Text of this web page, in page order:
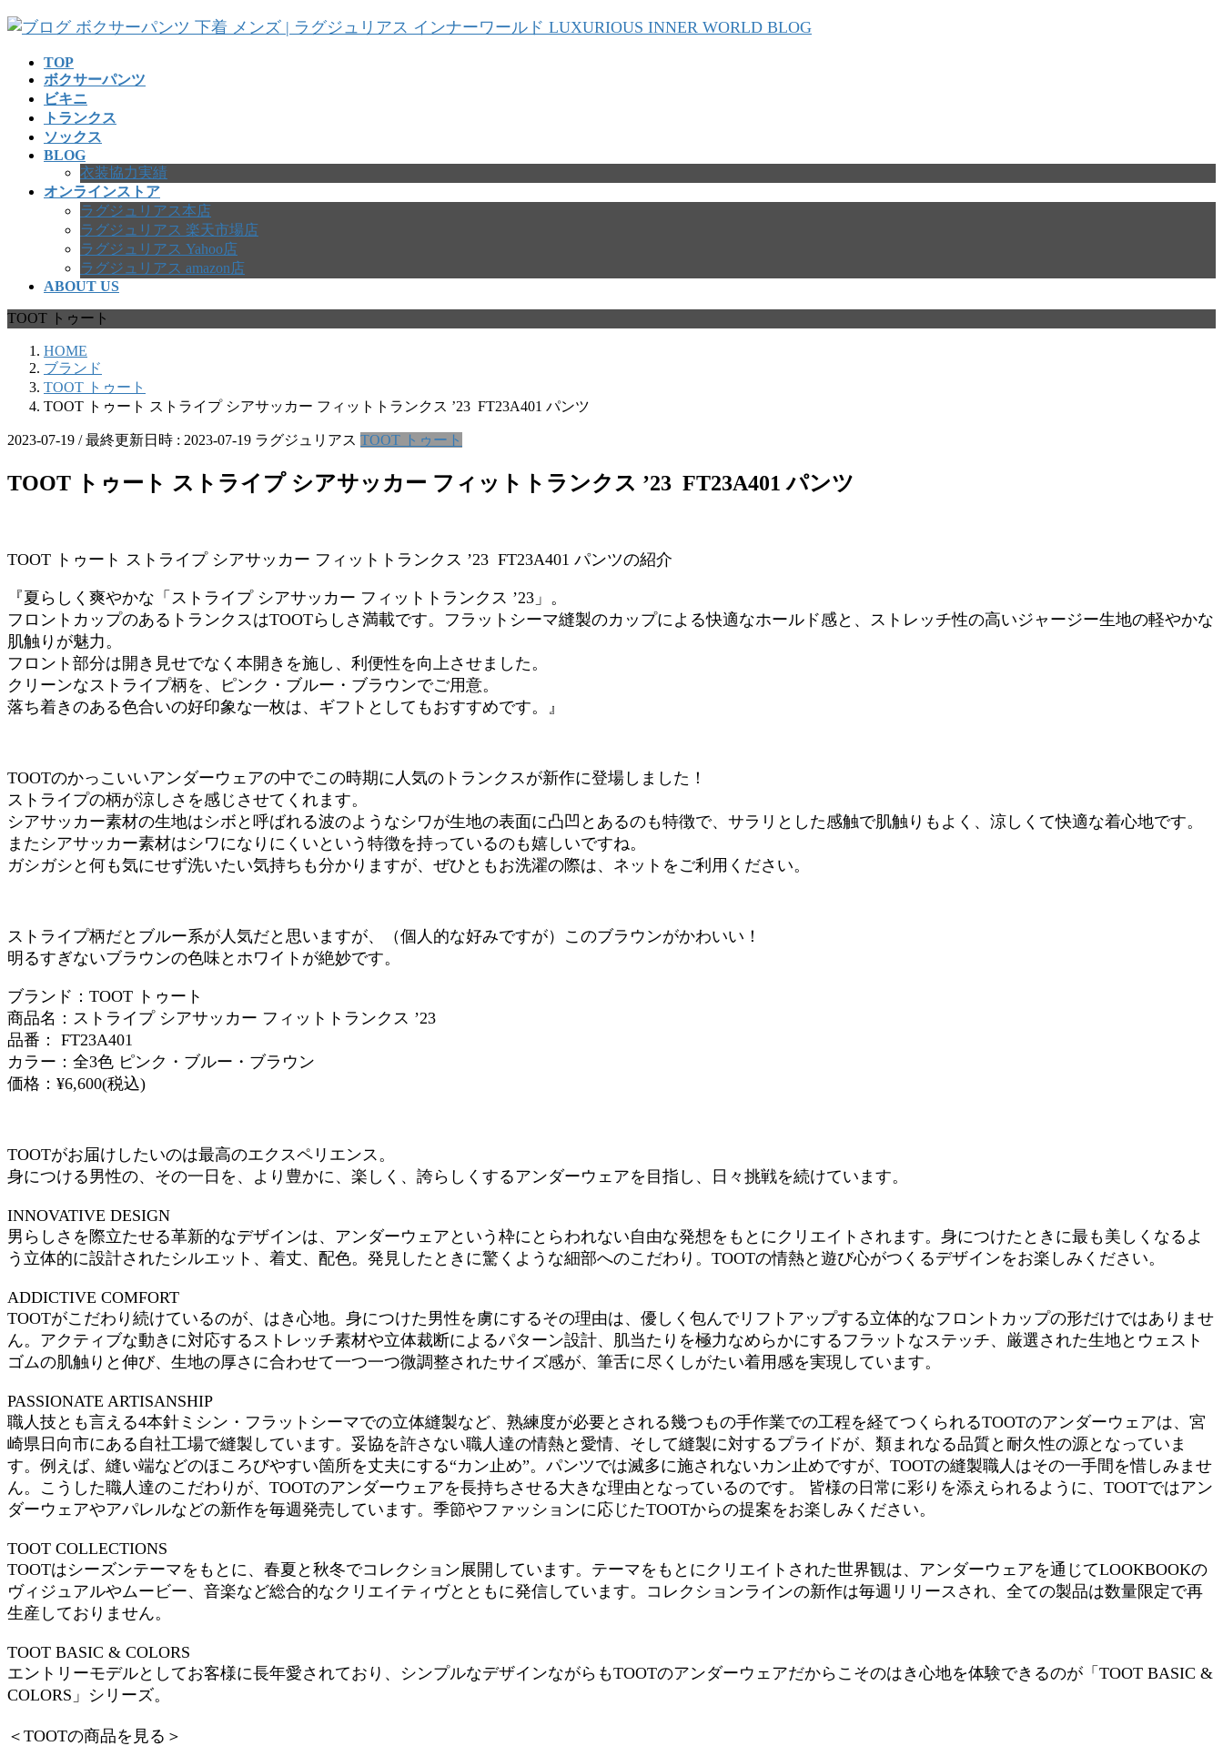
コ
ナ
TOP
ボクサーパンツ
ビキニ
トランクス
ソックス
BLOG
衣装協力実績
オンラインストア
ラグジュリアス本店
ラグジュリアス 楽天市場店
ラグジュリアス Yahoo店
ラグジュリアス amazon店
ABOUT US
TOOT トゥート
HOME
ブランド
TOOT トゥート
TOOT トゥート ストライプ シアサッカー フィットトランクス ’23 FT23A401 パンツ
2023-07-19 / 最終更新日時 : 2023-07-19 ラグジュリアス TOOT トゥート
TOOT トゥート ストライプ シアサッカー フィットトランクス ’23 FT23A401 パンツ
TOOT トゥート ストライプ シアサッカー フィットトランクス ’23 FT23A401 パンツの紹介
『夏らしく爽やかな「ストライプ シアサッカー フィットトランクス ’23」。
フロントカップのあるトランクスはTOOTらしさ満載です。フラットシーマ縫製のカップによる快適なホールド感と、ストレッチ性の高いジャージー生地の軽やかな
肌触りが魅力。
フロント部分は開き見せでなく本開きを施し、利便性を向上させました。
クリーンなストライプ柄を、ピンク・ブルー・ブラウンでご用意。
落ち着きのある色合いの好印象な一枚は、ギフトとしてもおすすめです。』
TOOTのかっこいいアンダーウェアの中でこの時期に人気のトランクスが新作に登場しました！
ストライプの柄が涼しさを感じさせてくれます。
シアサッカー素材の生地はシボと呼ばれる波のようなシワが生地の表面に凸凹とあるのも特徴で、サラリとした感触で肌触りもよく、涼しくて快適な着心地です。
またシアサッカー素材はシワになりにくいという特徴を持っているのも嬉しいですね。
ガシガシと何も気にせず洗いたい気持ちも分かりますが、ぜひともお洗濯の際は、ネットをご利用ください。
ストライプ柄だとブルー系が人気だと思いますが、（個人的な好みですが）このブラウンがかわいい！
明るすぎないブラウンの色味とホワイトが絶妙です。
ブランド：TOOT トゥート
商品名：ストライプ シアサッカー フィットトランクス ’23
品番： FT23A401
カラー：全3色 ピンク・ブルー・ブラウン
価格：¥6,600(税込)
TOOTがお届けしたいのは最高のエクスペリエンス。
身につける男性の、その一日を、より豊かに、楽しく、誇らしくするアンダーウェアを目指し、日々挑戦を続けています。
INNOVATIVE DESIGN
男らしさを際立たせる革新的なデザインは、アンダーウェアという枠にとらわれない自由な発想をもとにクリエイトされます。身につけたときに最も美しくなるよ
う立体的に設計されたシルエット、着丈、配色。発見したときに驚くような細部へのこだわり。TOOTの情熱と遊び心がつくるデザインをお楽しみください。
ADDICTIVE COMFORT
TOOTがこだわり続けているのが、はき心地。身につけた男性を虜にするその理由は、優しく包んでリフトアップする立体的なフロントカップの形だけではありませ
ん。アクティブな動きに対応するストレッチ素材や立体裁断によるパターン設計、肌当たりを極力なめらかにするフラットなステッチ、厳選された生地とウェスト
ゴムの肌触りと伸び、生地の厚さに合わせて一つ一つ微調整されたサイズ感が、筆舌に尽くしがたい着用感を実現しています。
PASSIONATE ARTISANSHIP
職人技とも言える4本針ミシン・フラットシーマでの立体縫製など、熟練度が必要とされる幾つもの手作業での工程を経てつくられるTOOTのアンダーウェアは、宮
崎県日向市にある自社工場で縫製しています。妥協を許さない職人達の情熱と愛情、そして縫製に対するプライドが、類まれなる品質と耐久性の源となっていま
す。例えば、縫い端などのほころびやすい箇所を丈夫にする“カン止め”。パンツでは滅多に施されないカン止めですが、TOOTの縫製職人はその一手間を惜しみませ
ん。こうした職人達のこだわりが、TOOTのアンダーウェアを長持ちさせる大きな理由となっているのです。 皆様の日常に彩りを添えられるように、TOOTではアン
ダーウェアやアパレルなどの新作を毎週発売しています。季節やファッションに応じたTOOTからの提案をお楽しみください。
TOOT COLLECTIONS
TOOTはシーズンテーマをもとに、春夏と秋冬でコレクション展開しています。テーマをもとにクリエイトされた世界観は、アンダーウェアを通じてLOOKBOOKの
ヴィジュアルやムービー、音楽など総合的なクリエイティヴとともに発信しています。コレクションラインの新作は毎週リリースされ、全ての製品は数量限定で再
生産しておりません。
TOOT BASIC & COLORS
エントリーモデルとしてお客様に長年愛されており、シンプルなデザインながらもTOOTのアンダーウェアだからこそのはき心地を体験できるのが「TOOT BASIC &
COLORS」シリーズ。
＜TOOTの商品を見る＞